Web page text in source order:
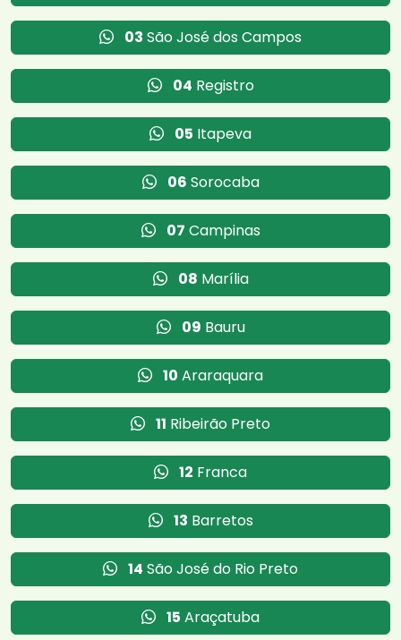
03 São José dos Campos
04 Registro
05 Itapeva
06 Sorocaba
07 Campinas
08 Marília
09 Bauru
10 Araraquara
11 Ribeirão Preto
12 Franca
13 Barretos
14 São José do Rio Preto
15 Araçatuba